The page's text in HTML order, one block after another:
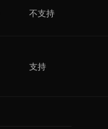
不支持
支持